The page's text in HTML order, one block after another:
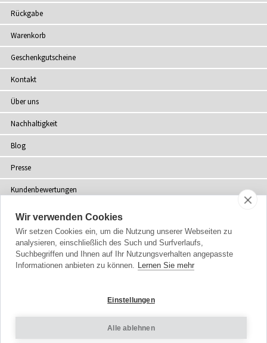
Rückgabe
Warenkorb
Geschenkgutscheine
Kontakt
Über uns
Nachhaltigkeit
Blog
Presse
Kundenbewertungen
Fachhändler
Sitemap
© 2002-2026 Tiffany Rose Ltd. Alle Rechte vorbehalten.
Cookie-Einstellungen|Impressum
Wir verwenden Cookies
Wir setzen Cookies ein, um die Nutzung unserer Webseiten zu
analysieren, einschließlich des Such und Surfverlaufs,
Suchbegriffen und Ihnen auf Ihr Nutzungsverhalten angepasste
Informationen anbieten zu können. Lernen Sie mehr
Einstellungen
Alle ablehnen